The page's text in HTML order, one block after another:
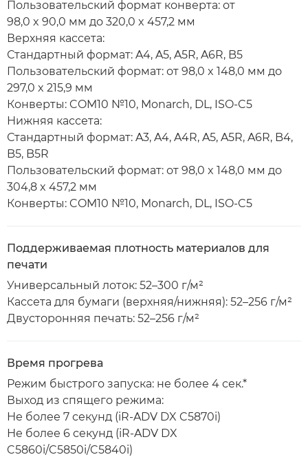
Пользовательский формат конверта: от
98,0 x 90,0 мм до 320,0 x 457,2 мм
Верхняя кассета:
Стандартный формат: A4, A5, A5R, A6R, B5
Пользовательский формат: от 98,0 x 148,0 мм до
297,0 x 215,9 мм
Конверты: COM10 №10, Monarch, DL, ISO-C5
Нижняя кассета:
Стандартный формат: A3, A4, A4R, A5, A5R, A6R, B4,
B5, B5R
Пользовательский формат: от 98,0 x 148,0 мм до
304,8 x 457,2 мм
Конверты: COM10 №10, Monarch, DL, ISO-C5
Поддерживаемая плотность материалов для
печати
Универсальный лоток: 52–300 г/м²
Кассета для бумаги (верхняя/нижняя): 52–256 г/м²
Двусторонняя печать: 52–256 г/м²
Время прогрева
Режим быстрого запуска: не более 4 сек.*
Выход из спящего режима:
Не более 7 секунд (iR-ADV DX C5870i)
Не более 6 секунд (iR-ADV DX
C5860i/C5850i/C5840i)